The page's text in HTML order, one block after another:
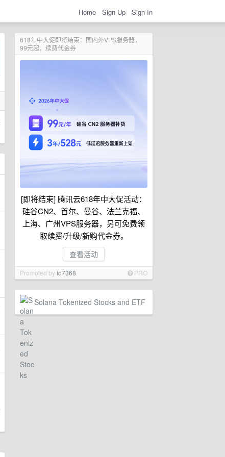
Home Sign Up Sign In
618年中大促即将结束：国内外VPS服务器，
99元起，续费代金券
[即将结束] 腾讯云618年中大促活动：
硅谷CN2、首尔、曼谷、法兰克福、
上海、广州VPS服务器，另可免费领
取续费/升级/新购代金券。
查看活动
Promoted byid7368 PRO
Solana Tokenized Stocks and ETF